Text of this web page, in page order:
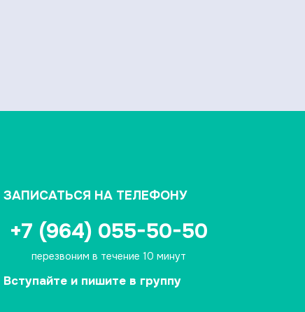
ЗАПИСАТЬСЯ НА ТЕЛЕФОНУ
+7 (964) 055-50-50
перезвоним в течение 10 минут
Вступайте и пишите в группу